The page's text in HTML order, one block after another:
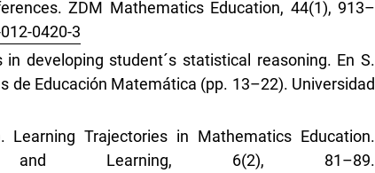
ZDM Mathematics Education, 44(1), 913–
0420-3
developing student´s statistical reasoning. En S.
de Educación Matemática (pp. 13–22). Universidad
Trajectories in Mathematics Education.
and Learning, 6(2), 81–89.